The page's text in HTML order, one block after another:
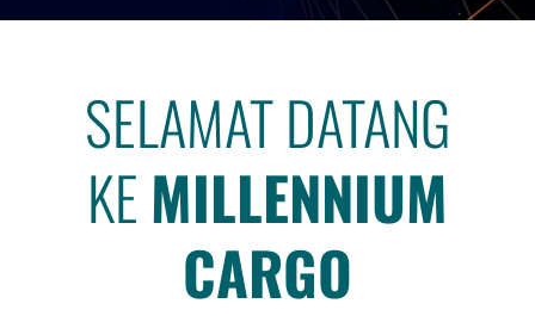
SELAMAT DATANG
KEMILLENNIUM
CARGO